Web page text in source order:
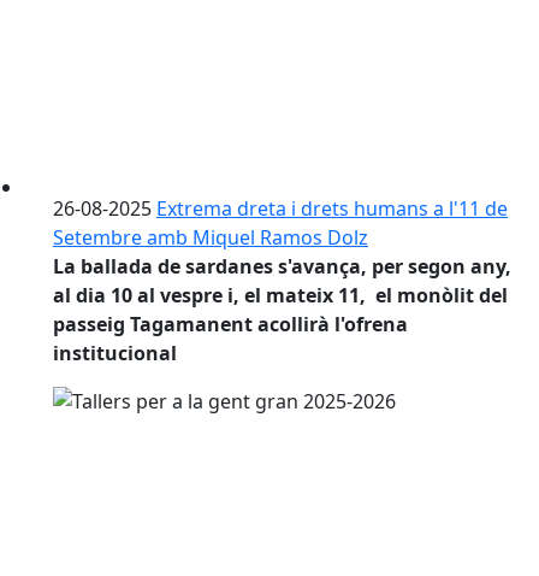
26-08-2025 Extrema dreta i drets humans a l'11 de
Setembre amb Miquel Ramos Dolz
La ballada de sardanes s'avança, per segon any,
al dia 10 al vespre i, el mateix 11, el monòlit del
passeig Tagamanent acollirà l'ofrena
institucional